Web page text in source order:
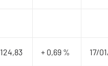
124,83 + 0,69 % ​17/